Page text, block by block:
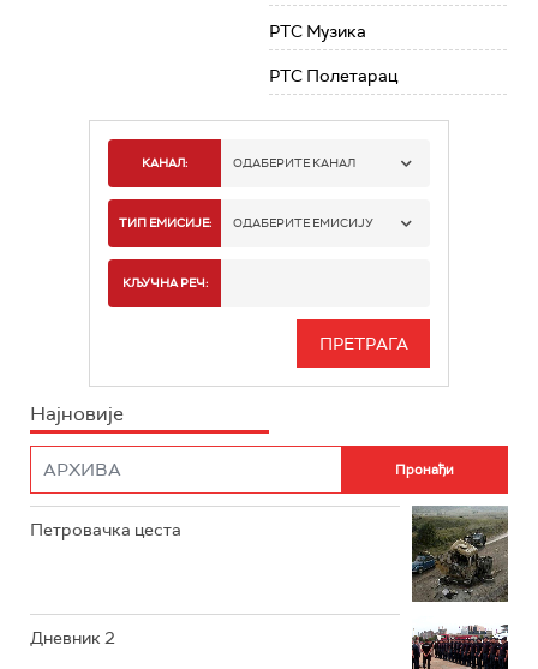
РТС Музика
РТС Полетарац
КАНАЛ: ОДАБЕРИТЕ КАНАЛ
РТС 1
РТС 3
ТИП ЕМИСИЈЕ: ОДАБЕРИТЕ ЕМИСИЈУ
ИНФО
КЉУЧНА РЕЧ:
Најновије
Петровачка цеста
Дневник 2